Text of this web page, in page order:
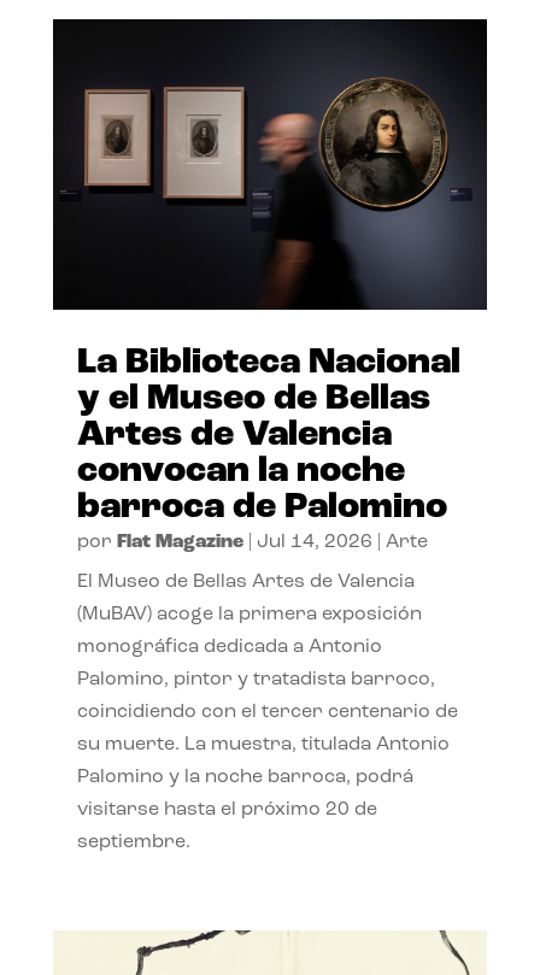
La Biblioteca Nacional
y el Museo de Bellas
Artes de Valencia
convocan la noche
barroca de Palomino
por Flat Magazine| Jul 14, 2026 Arte
El Museo de Bellas Artes de Valencia
(MuBAV) acoge la primera exposición
monográfica dedicada a Antonio
Palomino, pintor y tratadista barroco,
coincidiendo con el tercer centenario de
su muerte. La muestra, titulada Antonio
Palomino y la noche barroca, podrá
visitarse hasta el próximo 20 de
septiembre.